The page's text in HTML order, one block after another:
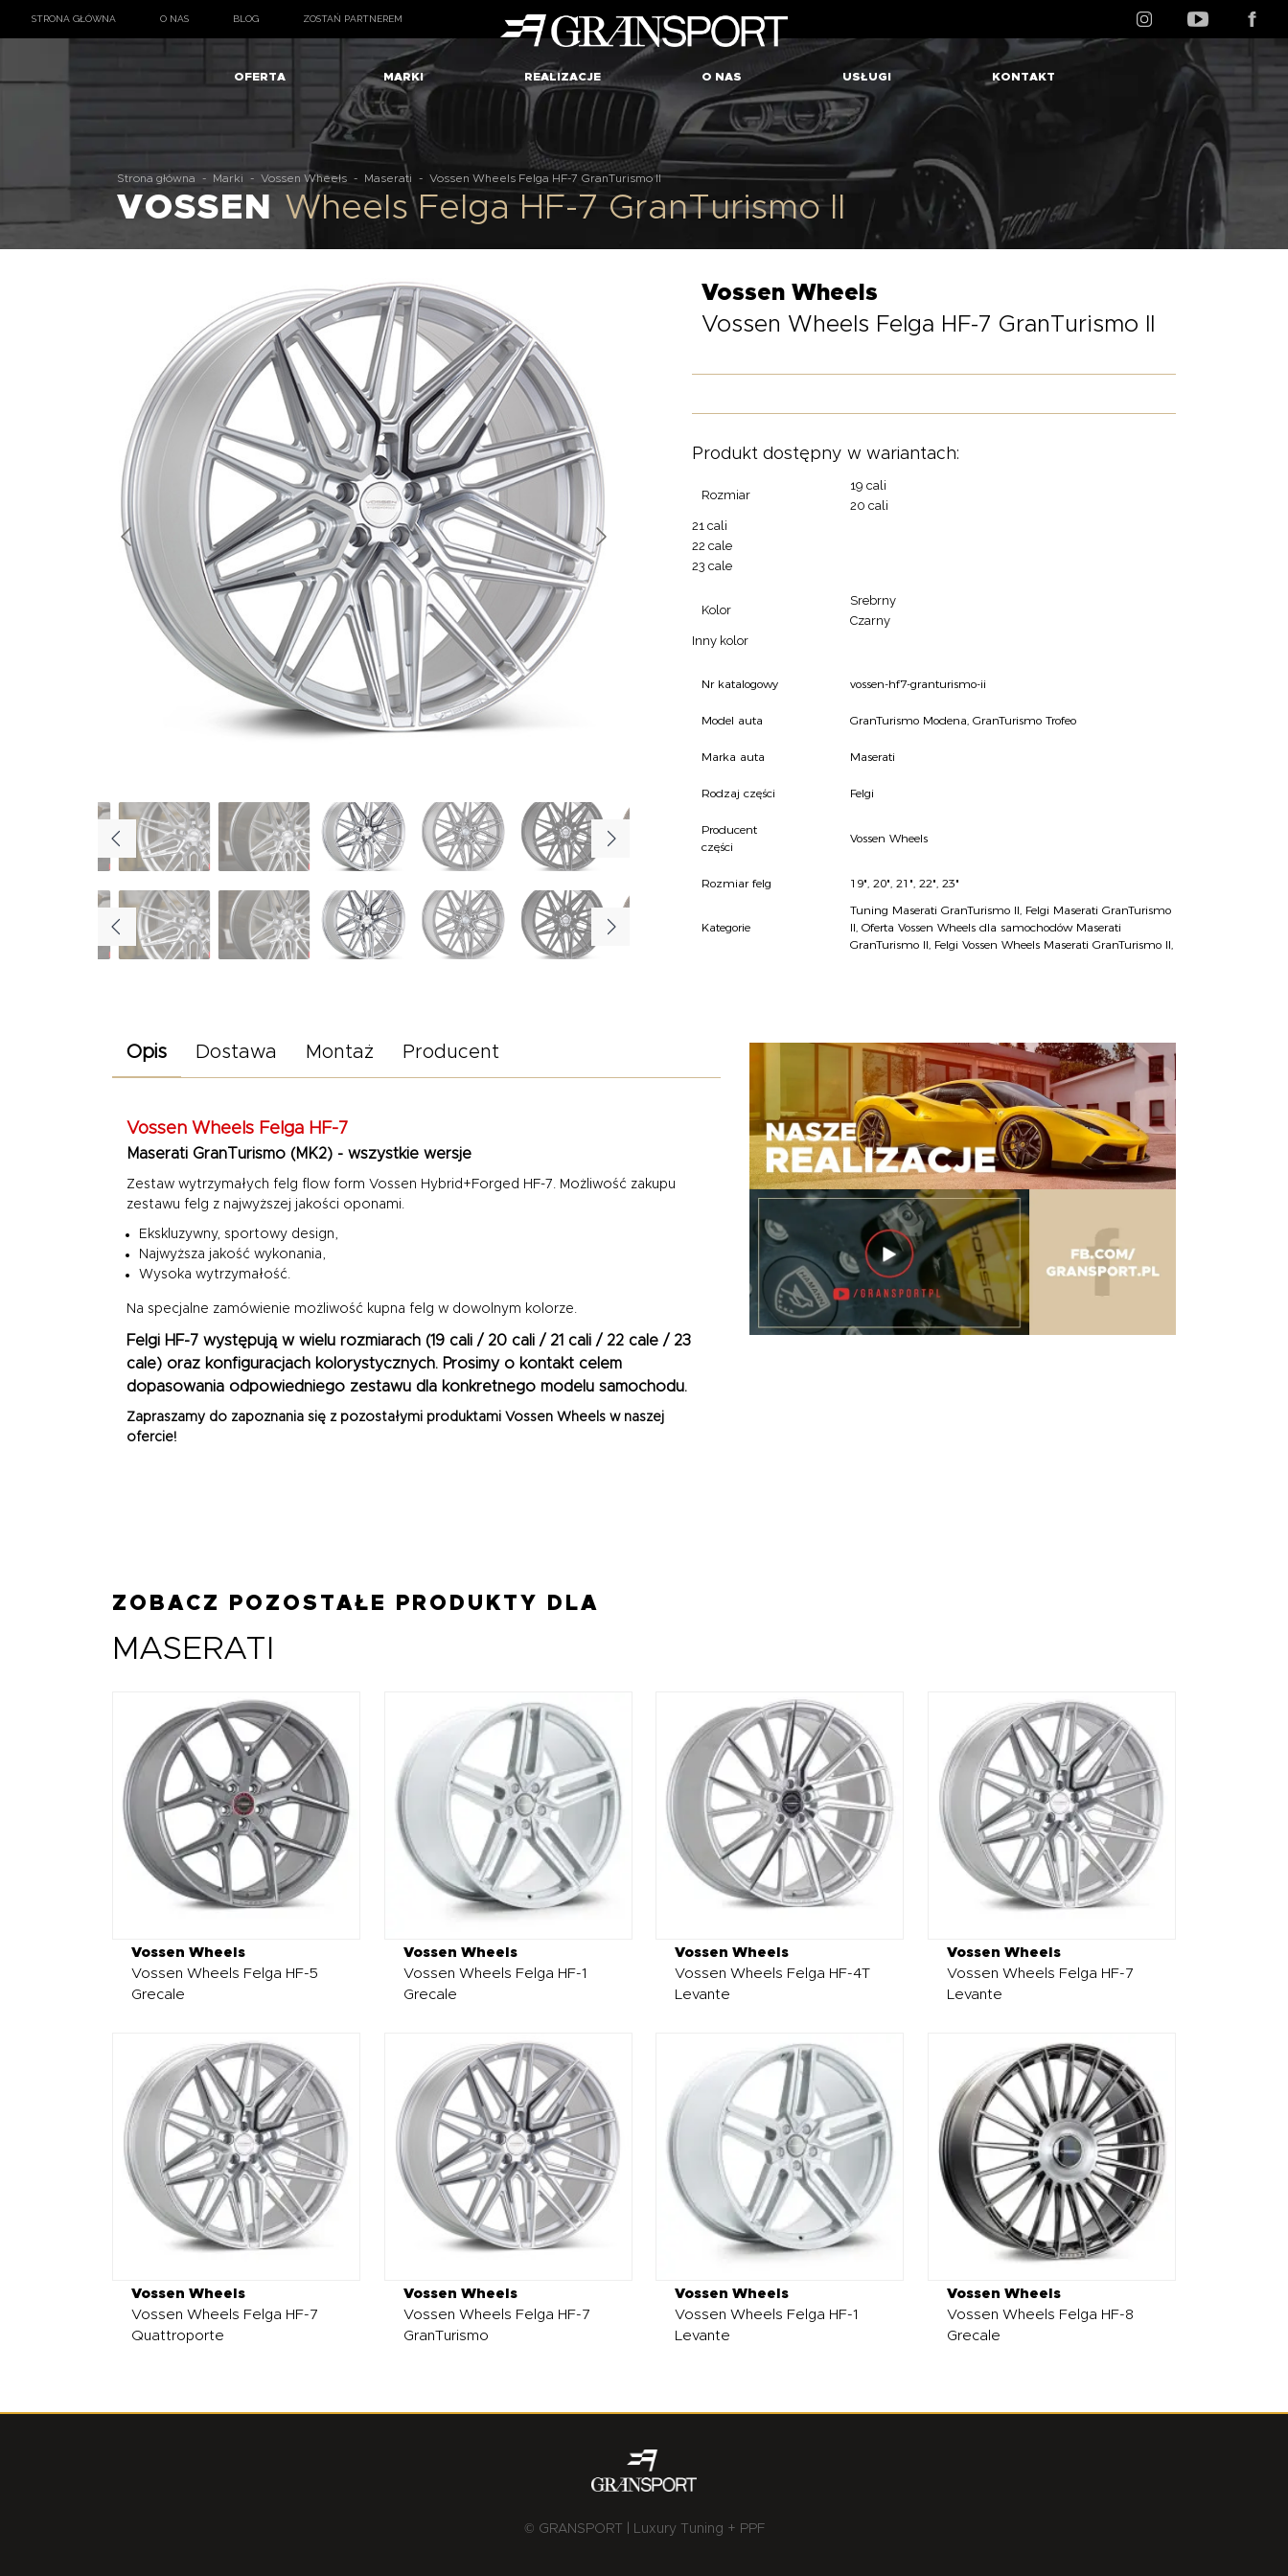
STRONA GŁÓWNA O NAS BLOG ZOSTAŃ PARTNEREM
OFERTA MARKI REALIZACJE O NAS USŁUGI KONTAKT
Strona główna - Marki - Vossen Wheels - Maserati - Vossen Wheels Felga HF-7 GranTurismo II
VOSSEN Wheels Felga HF-7 GranTurismo II
Vossen Wheels
Vossen Wheels Felga HF-7 GranTurismo II
Produkt dostępny w wariantach:
Rozmiar
19 cali
20 cali
21 cali
22 cale
23 cale
Kolor
Srebrny
Czarny
Inny kolor
Nr katalogowy vossen-hf7-granturismo-ii
Model auta GranTurismo Modena, GranTurismo Trofeo
Marka auta Maserati
Rodzaj części Felgi
Producent
części
Vossen Wheels
Rozmiar felg 19", 20", 21", 22", 23"
Kategorie
Tuning Maserati GranTurismo II, Felgi Maserati GranTurismo
II, Oferta Vossen Wheels dla samochodów Maserati
GranTurismo II, Felgi Vossen Wheels Maserati GranTurismo II,
Opis Dostawa Montaż Producent
Vossen Wheels Felga HF-7
Maserati GranTurismo (MK2) - wszystkie wersje
Zestaw wytrzymałych felg flow form Vossen Hybrid+Forged HF-7. Możliwość zakupu
zestawu felg z najwyższej jakości oponami.
Ekskluzywny, sportowy design,
Najwyższa jakość wykonania,
Wysoka wytrzymałość.
Na specjalne zamówienie możliwość kupna felg w dowolnym kolorze.
Felgi HF-7 występują w wielu rozmiarach (19 cali / 20 cali / 21 cali / 22 cale / 23
cale) oraz konfiguracjach kolorystycznych. Prosimy o kontakt celem
dopasowania odpowiedniego zestawu dla konkretnego modelu samochodu.
Zapraszamy do zapoznania się z pozostałymi produktami Vossen Wheels w naszej
ofercie!
ZOBACZ POZOSTAŁE PRODUKTY DLA
MASERATI
Vossen Wheels
Vossen Wheels Felga HF-5
Grecale
Vossen Wheels
Vossen Wheels Felga HF-1
Grecale
Vossen Wheels
Vossen Wheels Felga HF-4T
Levante
Vossen Wheels
Vossen Wheels Felga HF-7
Levante
Vossen Wheels
Vossen Wheels Felga HF-7
Quattroporte
Vossen Wheels
Vossen Wheels Felga HF-7
GranTurismo
Vossen Wheels
Vossen Wheels Felga HF-1
Levante
Vossen Wheels
Vossen Wheels Felga HF-8
Grecale
© GRANSPORT | Luxury Tuning + PPF